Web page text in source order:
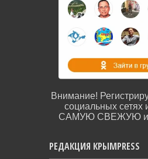
Внимание!
социальных сетях
САМУЮ СВЕЖУЮ
РЕДАКЦИЯ КРЫМPRESS